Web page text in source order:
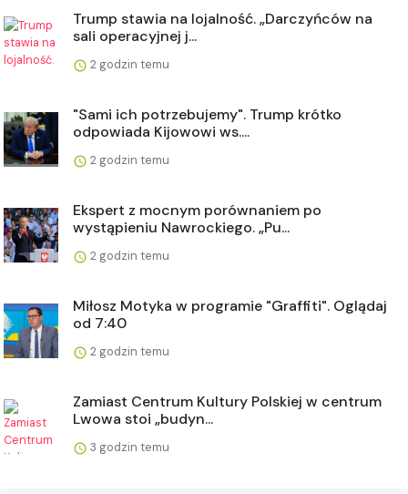
Trump stawia na lojalność. „Darczyńców na
sali operacyjnej j...
2 godzin temu
"Sami ich potrzebujemy". Trump krótko
odpowiada Kijowowi ws....
2 godzin temu
Ekspert z mocnym porównaniem po
wystąpieniu Nawrockiego. „Pu...
2 godzin temu
Miłosz Motyka w programie "Graffiti". Oglądaj
od 7:40
2 godzin temu
Zamiast Centrum Kultury Polskiej w centrum
Lwowa stoi „budyn...
3 godzin temu